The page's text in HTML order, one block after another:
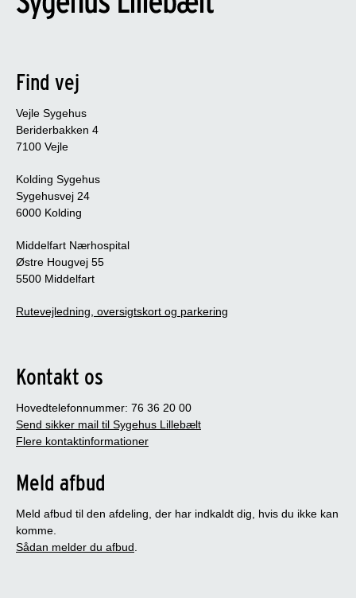
Find vej
Vejle Sygehus
Beriderbakken 4
7100 Vejle
Kolding Sygehus
Sygehusvej 24
6000 Kolding
Middelfart Nærhospital
Østre Hougvej 55
5500 Middelfart
Rutevejledning, oversigtskort og parkering
Kontakt os
Hovedtelefonnummer: 76 36 20 00
Send sikker mail til Sygehus Lillebælt
Flere kontaktinformationer
Meld afbud
Meld afbud til den afdeling, der har indkaldt dig, hvis du ikke kan
komme.
Sådan melder du afbud